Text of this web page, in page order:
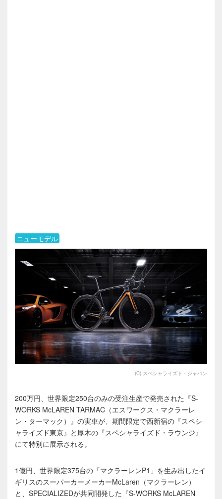
ニューモデル
(C) スペシャライズド・ジャパン
200万円、世界限定250台のみの受注生産で発売された『S-
WORKS McLAREN TARMAC（エスワークス・マクラーレ
ン・ターマック）』の実車が、期間限定で西新宿の『スペシ
ャライズド東京』と厚木の『スペシャライズド・ラウンジ』
にて特別に展示される。
1億円、世界限定375台の「マクラーレンP1」を生み出したイ
ギリスのスーパーカーメーカーMcLaren（マクラーレン）
と、SPECIALIZEDが共同開発した『S-WORKS McLAREN